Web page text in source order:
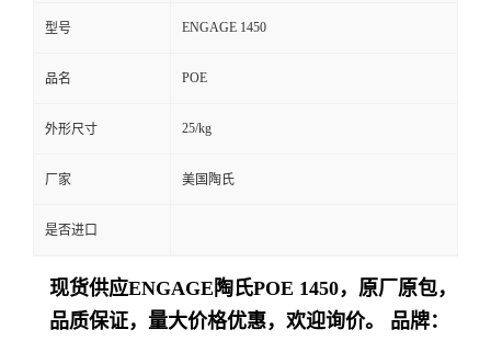
言
型号 ENGAGE 1450
品名 POE
外形尺寸 25/kg
厂家 美国陶氏
是否进口
现货供应ENGAGE陶氏POE 1450，原厂原包，
品质保证，量大价格优惠，欢迎询价。 品牌：